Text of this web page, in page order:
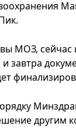
МОЗ, сейчас
и завтра
другим